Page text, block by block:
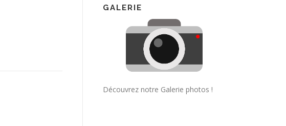
GALERIE
Découvrez notre Galerie photos !